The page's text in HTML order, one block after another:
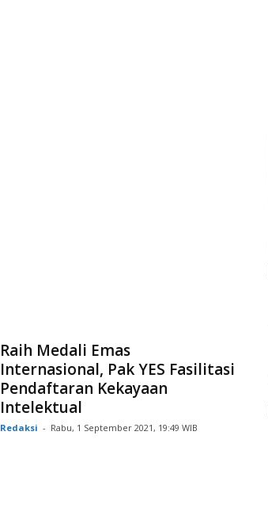
Raih Medali Emas
Internasional, Pak YES Fasilitasi
Pendaftaran Kekayaan
Intelektual
Redaksi - Rabu, 1 September 2021, 19:49 WIB